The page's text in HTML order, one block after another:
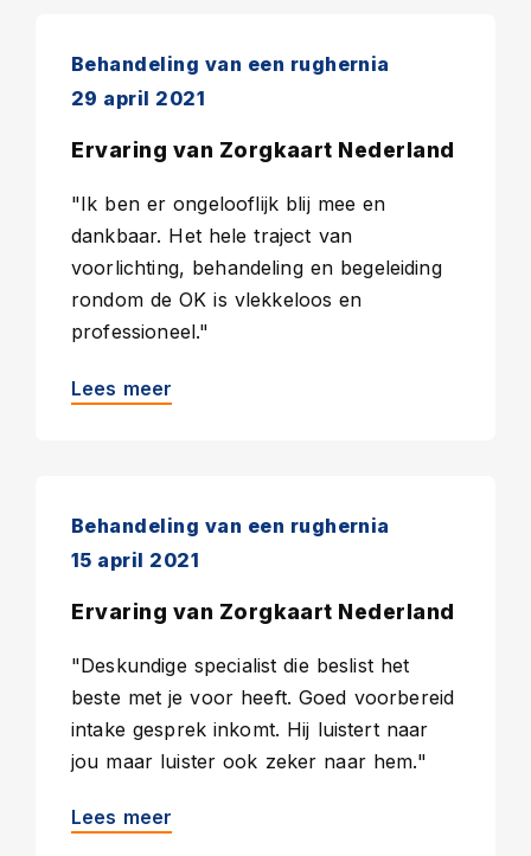
Behandeling van een rughernia
29 april 2021
Ervaring van Zorgkaart Nederland
"Ik ben er ongelooflijk blij mee en
dankbaar. Het hele traject van
voorlichting, behandeling en begeleiding
rondom de OK is vlekkeloos en
professioneel."
Lees meer
Behandeling van een rughernia
15 april 2021
Ervaring van Zorgkaart Nederland
"Deskundige specialist die beslist het
beste met je voor heeft. Goed voorbereid
intake gesprek inkomt. Hij luistert naar
jou maar luister ook zeker naar hem."
Lees meer